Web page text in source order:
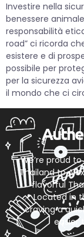
Investire nella
benessere
responsabilità
road” ci ricorda
esistere e di
possibile per
per la sicurezza
il mondo che ci
We’re proud
Thailand to
flavorful
📍 Located in
craving a
easier